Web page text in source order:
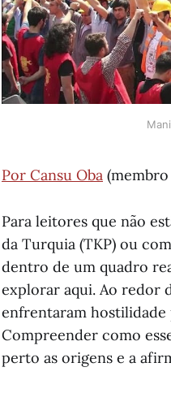
Por Cansu Oba
Para leitores que não
da Turquia (TKP) ou
dentro de um quadro
explorar aqui. Ao redor
enfrentaram
Compreender como
perto as origens e a